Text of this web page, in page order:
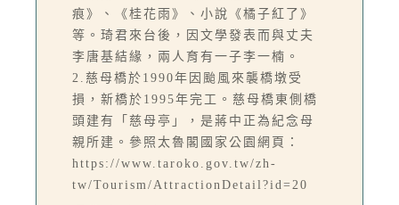
痕》、《桂花雨》、小說《橘子紅了》
等。琦君來台後，因文學發表而與丈夫
李唐基結緣，兩人育有一子李一楠。
2.慈母橋於1990年因颱風來襲橋墩受
損，新橋於1995年完工。慈母橋東側橋
頭建有「慈母亭」，是蔣中正為紀念母
親所建。參照太魯閣國家公園網頁：
https://www.taroko.gov.tw/zh-
tw/Tourism/AttractionDetail?id=20